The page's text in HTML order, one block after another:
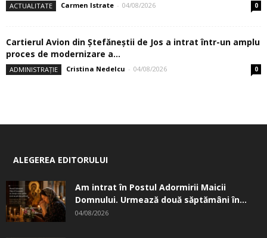
ACTUALITATE Carmen Istrate - 04/08/2026 0
Cartierul Avion din Ştefăneştii de Jos a intrat într-un amplu
proces de modernizare a...
ADMINISTRAȚIE Cristina Nedelcu - 04/08/2026 0
ALEGEREA EDITORULUI
Am intrat în Postul Adormirii Maicii
Domnului. Urmează două săptămâni în...
04/08/2026